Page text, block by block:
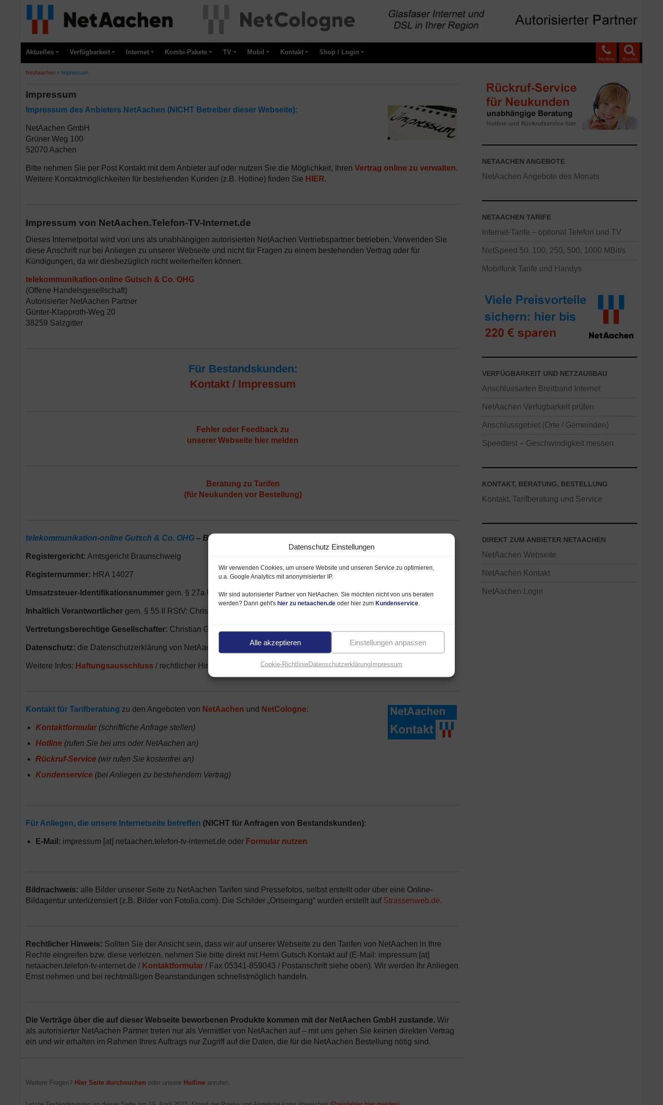
Datenschutz Einstellungen
Wir verwenden Cookies, um unsere Website und unseren Service zu optimieren,
u.a. Google Analytics mit anonymisierter IP.
Wir sind autorisierter Partner von NetAachen. Sie möchten nicht von uns beraten
werden? Dann geht's hier zu netaachen.de oder hier zum Kundenservice
Alle akzeptieren Einstellungen anpassen
Cookie-RichtlinieDatenschutzerklärungImpressum
Suche
Hotline
Aktuelles Verfügbarkeit Internet Kombi-Pakete TV Mobil Kontakt Shop / Login
NetAaachen » Impressum
Impressum
Impressum des Anbieters NetAachen (NICHT Betreiber dieser Webseite):
NetAachen GmbH
Grüner Weg 100
52070 Aachen
Bitte nehmen Sie per Post Kontakt mit dem Anbieter auf oder nutzen Sie die Möglichkeit, Ihren Vertrag online zu verwalten.
Weitere Kontaktmöglichkeiten für bestehenden Kunden (z.B. Hotline) finden Sie HIER.
Impressum von NetAachen.Telefon-TV-Internet.de
Dieses Internetportal wird von uns als unabhängigen autorisierten NetAachen Vertriebspartner betrieben. Verwenden Sie
diese Anschrift nur bei Anliegen zu unserer Webseite und nicht für Fragen zu einem bestehenden Vertrag oder für
Kündigungen, da wir diesbezüglich nicht weiterhelfen können.
telekommunikation-online Gutsch & Co. OHG
(Offene Handelsgesellschaft)
Autorisierter NetAachen Partner
Günter-Klapproth-Weg 20
38259 Salzgitter
Für Bestandskunden:
Kontakt / Impressum
Fehler oder Feedback zu
unserer Webseite hier melden
Beratung zu Tarifen
(für Neukunden vor Bestellung)
telekommunikation-online Gutsch & Co. OHG – Betreiber von NetAachen.Telefon-TV-Internet.de
Registergericht: Amtsgericht Braunschweig
Registernummer: HRA 14027
Umsatzsteuer-Identifikationsnummer gem. § 27a UStG: DE 221259598
Inhaltlich Verantwortlicher gem. § 55 II RStV: Christian Gutsch (Anschrift s.o.)
Vertretungsberechtige Gesellschafter: Christian Gutsch und Ralf Reymann
Datenschutz: die Datenschutzerklärung von NetAachen.Telefon-TV-Internet.de finden Sie HIER
Weitere Infos: Haftungsausschluss / rechtlicher Hinweis siehe unten
Kontakt für Tarifberatung zu den Angeboten von NetAachen und NetCologne:
Kontaktformular(schriftliche Anfrage stellen)
Hotline (rufen Sie bei uns oder NetAachen an)
Rückruf-Service (wir rufen Sie kostenfrei an)
Kundenservice (bei Anliegen zu bestehendem Vertrag)
Für Anliegen, die unsere Internetseite betreffen (NICHT für Anfragen von Bestandskunden):
E-Mail: impressum [at] netaachen.telefon-tv-internet.de oder Formular nutzen
Bildnachweis: alle Bilder unserer Seite zu NetAachen Tarifen sind Pressefotos, selbst erstellt oder über eine Online-
Bildagentur unterlizensiert (z.B. Bilder von Fotolia.com). Die Schilder „Ortseingang“ wurden erstellt auf Strassenweb.de.
Rechtlicher Hinweis: Sollten Sie der Ansicht sein, dass wir auf unserer Webseite zu den Tarifen von NetAachen in Ihre
Rechte eingreifen bzw. diese verletzen, nehmen Sie bitte direkt mit Herrn Gutsch Kontakt auf (E-Mail: impressum [at]
netaachen.telefon-tv-internet.de / Kontaktformular / Fax 05341-859043 / Postanschrift siehe oben). Wir werden Ihr Anliegen
Ernst nehmen und bei rechtmäßigen Beanstandungen schnellstmöglich handeln.
Die Verträge über die auf dieser Webseite beworbenen Produkte kommen mit der NetAachen GmbH zustande. Wir
als autorisierter NetAachen Partner treten nur als Vermittler von NetAachen auf – mit uns gehen Sie keinen direkten Vertrag
ein und wir erhalten im Rahmen Ihres Auftrags nur Zugriff auf die Daten, die für die NetAachen Bestellung nötig sind.
NETAACHEN ANGEBOTE
NetAachen Angebote des Monats
NETAACHEN TARIFE
Internet-Tarife – optional Telefon und TV
NetSpeed 50, 100, 250, 500, 1000 MBit/s
Mobilfunk Tarife und Handys
VERFÜGBARKEIT UND NETZAUSBAU
Anschlussarten Breitband Internet
NetAachen Verfügbarkeit prüfen
Anschlussgebiet (Orte / Gemeinden)
Speedtest – Geschwindigkeit messen
KONTAKT, BERATUNG, BESTELLUNG
Kontakt, Tarifberatung und Service
DIREKT ZUM ANBIETER NETAACHEN
NetAachen Webseite
NetAachen Kontakt
NetAachen Login
Weitere Fragen? Hier Seite durchsuchen oder unsere Hotline anrufen.